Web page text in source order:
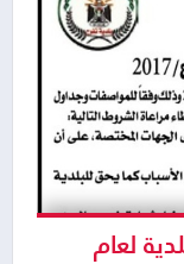
لعام